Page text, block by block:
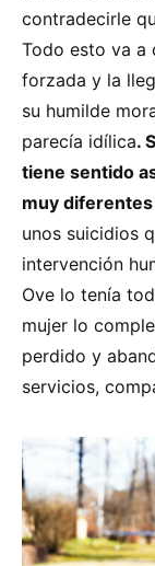
contradecirle
Todo esto va a
forzada y la
su humilde
parecía idílica.
tiene sentido
muy
unos suicidios
intervención
Ove lo tenía
mujer lo
perdido y
servicios,